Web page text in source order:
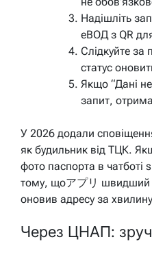
Надішліть
еВОД з QR
Слідкуйте за
статус
Якщо “Дані
запит,
У 2026 додали
як будильник від ТЦК.
фото паспорта в
тому, щоアプリ швидший
оновив адресу за
Через ЦНАП: